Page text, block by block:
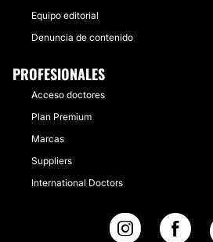
Equipo editorial
Denuncia de contenido
PROFESIONALES
Acceso doctores
Plan Premium
Marcas
Suppliers
International Doctors